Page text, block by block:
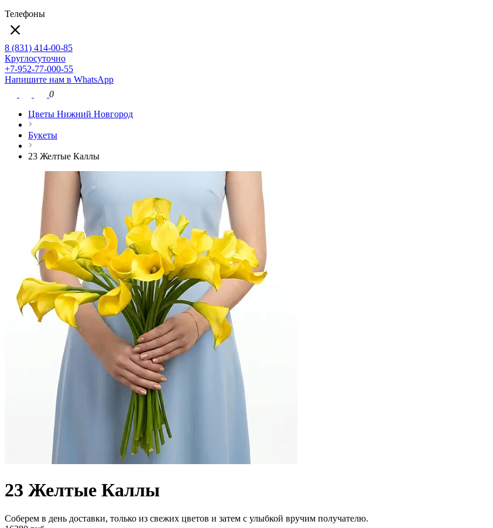
Телефоны
8 (831) 414-00-85
Круглосуточно
+7-952-77-000-55
Напишите нам в WhatsApp
0
Цветы Нижний Новгород
Букеты
23 Желтые Каллы
23 Желтые Каллы
Соберем в день доставки, только из свежих цветов и затем с улыбкой вручим получателю.